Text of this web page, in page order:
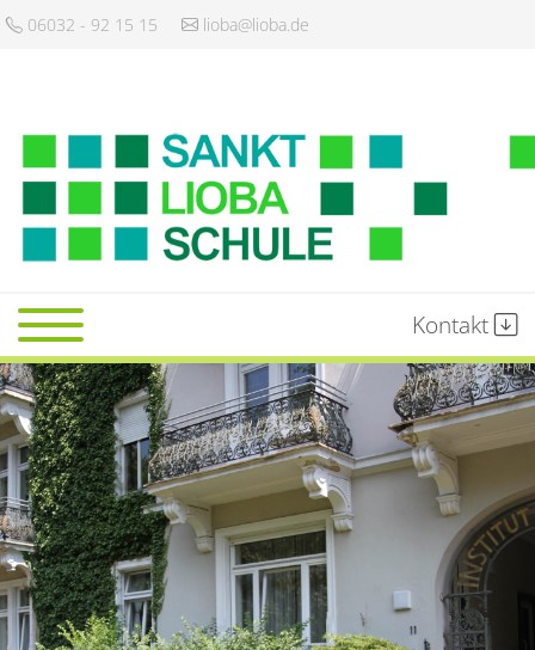
06032 - 92 15 15 lioba@lioba.de
Startseite
Schule
Gemeinschaft
Lernen
Kontakt